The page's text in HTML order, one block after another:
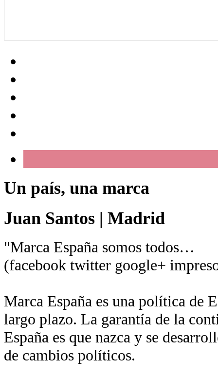
Un país, una marca
Juan Santos | Madrid
"Marca España somos todos…
(facebook twitter google+
Marca España es una política de
largo plazo. La garantía de la
España es que nazca y se
de cambios políticos.